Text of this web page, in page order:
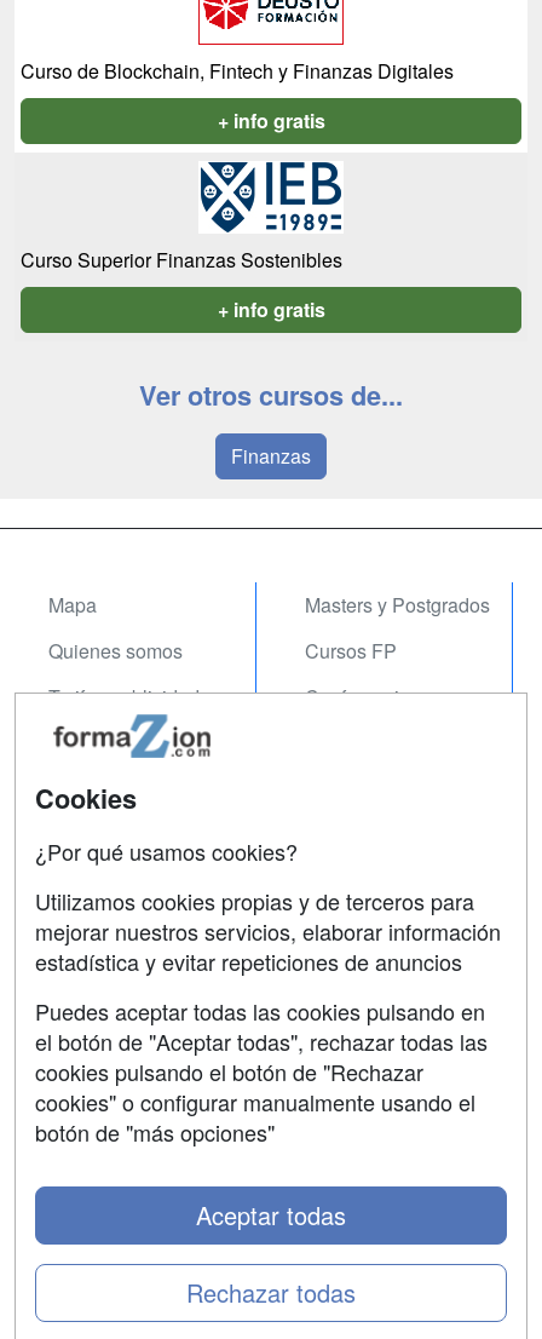
Curso de Blockchain, Fintech y Finanzas Digitales
+ info gratis
Curso Superior Finanzas Sostenibles
+ info gratis
Ver otros cursos de...
Finanzas
Mapa
Quienes somos
Tarifas publicidad
Acceso Usuarios
Acceso Centros
Masters y Postgrados
Cursos FP
Conferencias
Contactar
Confidencialidad
Aviso legal
Copyleft
Cookies
¿Por qué usamos cookies?
Utilizamos cookies propias y de terceros para
mejorar nuestros servicios, elaborar información
estadística y evitar repeticiones de anuncios
Puedes aceptar todas las cookies pulsando en
el botón de "Aceptar todas", rechazar todas las
cookies pulsando el botón de "Rechazar
cookies" o configurar manualmente usando el
botón de "más opciones"
Rechazar todas
Aceptar todas